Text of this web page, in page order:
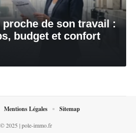
de son travail :
budget et confort
© 2025 | pole-immo.fr
Mentions Légales Sitemap